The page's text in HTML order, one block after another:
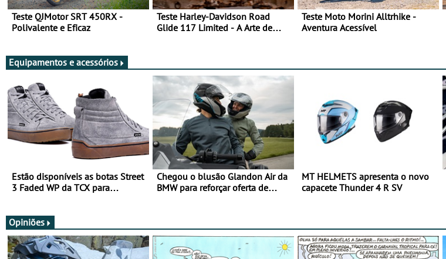
Teste QJMotor SRT 450RX -
Polivalente e Eficaz
Teste Harley-Davidson Road
Glide 117 Limited - A Arte de
Teste Moto Morini Alltrhike -
Aventura Acessível
Equipamentos e acessórios
Estão disponíveis as botas Street
3 Faded WP da TCX para
Chegou o blusão Glandon Air da
BMW para reforçar oferta de
MT HELMETS apresenta o novo
capacete Thunder 4 R SV
Opiniões